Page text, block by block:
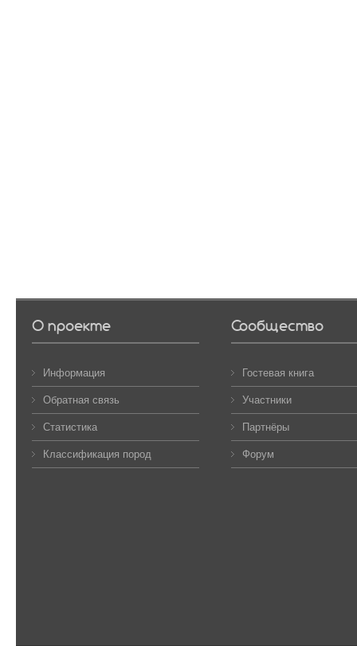
О проекте
Информация
Обратная связь
Статистика
Классификация пород
Сообщество
Гостевая книга
Участники
Партнёры
Форум